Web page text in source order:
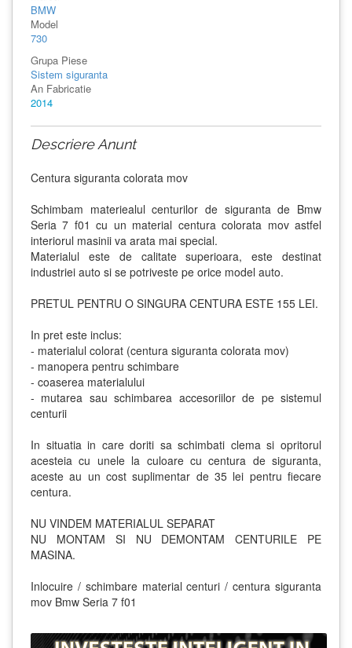
BMW
Model
730
Grupa Piese
Sistem siguranta
An Fabricatie
2014
Descriere Anunt
Centura siguranta colorata mov
Schimbam materiealul centurilor de siguranta de Bmw
Seria 7 f01 cu un material centura colorata mov astfel
interiorul masinii va arata mai special.
Materialul este de calitate superioara, este destinat
industriei auto si se potriveste pe orice model auto.
PRETUL PENTRU O SINGURA CENTURA ESTE 155 LEI.
In pret este inclus:
- materialul colorat (centura siguranta colorata mov)
- manopera pentru schimbare
- coaserea materialului
- mutarea sau schimbarea accesoriilor de pe sistemul
centurii
In situatia in care doriti sa schimbati clema si opritorul
acesteia cu unele la culoare cu centura de siguranta,
aceste au un cost suplimentar de 35 lei pentru fiecare
centura.
NU VINDEM MATERIALUL SEPARAT
NU MONTAM SI NU DEMONTAM CENTURILE PE
MASINA.
Inlocuire / schimbare material centuri / centura siguranta
mov Bmw Seria 7 f01